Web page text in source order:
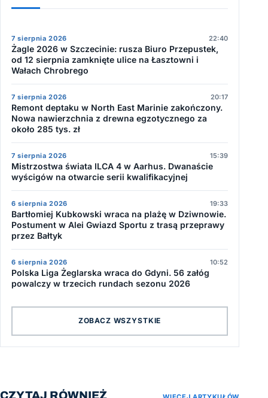
7 sierpnia 2026 22:40
Żagle 2026 w Szczecinie: rusza Biuro Przepustek,
od 12 sierpnia zamknięte ulice na Łasztowni i
Wałach Chrobrego
7 sierpnia 2026 20:17
Remont deptaku w North East Marinie zakończony.
Nowa nawierzchnia z drewna egzotycznego za
około 285 tys. zł
7 sierpnia 2026 15:39
Mistrzostwa świata ILCA 4 w Aarhus. Dwanaście
wyścigów na otwarcie serii kwalifikacyjnej
6 sierpnia 2026 19:33
Bartłomiej Kubkowski wraca na plażę w Dziwnowie.
Postument w Alei Gwiazd Sportu z trasą przeprawy
przez Bałtyk
6 sierpnia 2026 10:52
Polska Liga Żeglarska wraca do Gdyni. 56 załóg
powalczy w trzecich rundach sezonu 2026
ZOBACZ WSZYSTKIE
CZYTAJ RÓWNIEŻ